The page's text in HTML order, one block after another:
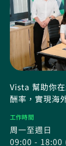
Vista 幫助你
酬率，實現海
工作時間
周一至週日
09:00 - 18:00